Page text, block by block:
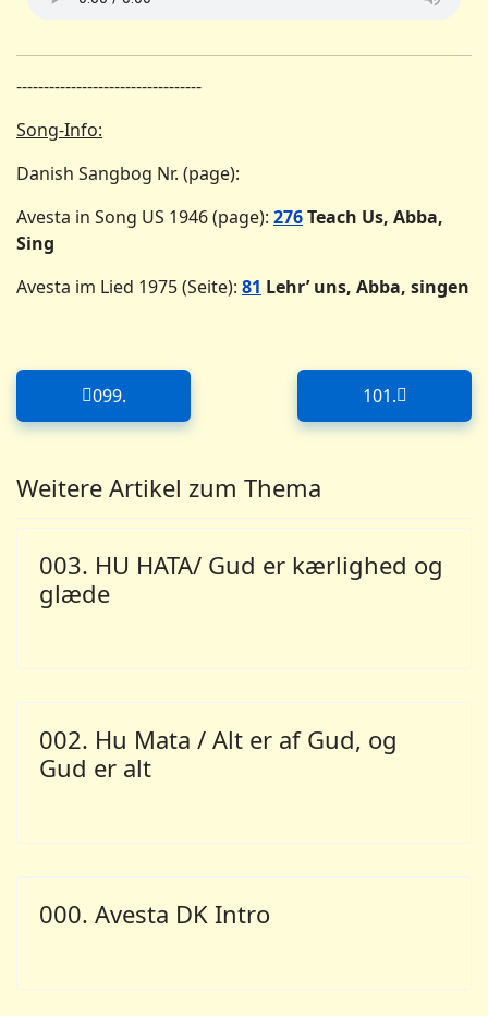
----------------------------------
Song-Info:
Danish Sangbog Nr. (page):
Avesta in Song US 1946 (page): 276Teach Us, Abba,
Sing
Avesta im Lied 1975 (Seite): 81 Lehr’ uns, Abba, singen
Forrige artikel: 099.
099. Næste
101.
Weitere Artikel zum Thema
003. HU HATA/ Gud er kærlighed og
glæde
002. Hu Mata / Alt er af Gud, og
Gud er alt
000. Avesta DK Intro